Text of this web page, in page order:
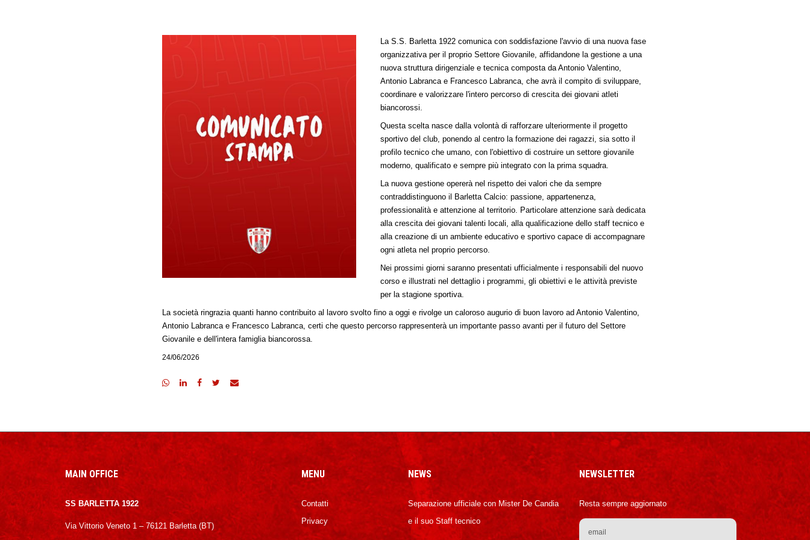
La S.S. Barletta 1922 comunica con soddisfazione l'avvio di una nuova fase
organizzativa per il proprio Settore Giovanile, affidandone la gestione a una
nuova struttura dirigenziale e tecnica composta da Antonio Valentino,
Antonio Labranca e Francesco Labranca, che avrà il compito di sviluppare,
coordinare e valorizzare l'intero percorso di crescita dei giovani atleti
biancorossi.
Questa scelta nasce dalla volontà di rafforzare ulteriormente il progetto
sportivo del club, ponendo al centro la formazione dei ragazzi, sia sotto il
profilo tecnico che umano, con l'obiettivo di costruire un settore giovanile
moderno, qualificato e sempre più integrato con la prima squadra.
La nuova gestione opererà nel rispetto dei valori che da sempre
contraddistinguono il Barletta Calcio: passione, appartenenza,
professionalità e attenzione al territorio. Particolare attenzione sarà dedicata
alla crescita dei giovani talenti locali, alla qualificazione dello staff tecnico e
alla creazione di un ambiente educativo e sportivo capace di accompagnare
ogni atleta nel proprio percorso.
Nei prossimi giorni saranno presentati ufficialmente i responsabili del nuovo
corso e illustrati nel dettaglio i programmi, gli obiettivi e le attività previste
per la stagione sportiva.
La società ringrazia quanti hanno contribuito al lavoro svolto fino a oggi e rivolge un caloroso augurio di buon lavoro ad Antonio Valentino,
Antonio Labranca e Francesco Labranca, certi che questo percorso rappresenterà un importante passo avanti per il futuro del Settore
Giovanile e dell'intera famiglia biancorossa.
24/06/2026
MAIN OFFICE
SS BARLETTA 1922
Via Vittorio Veneto 1 – 76121 Barletta (BT)
MENU
Contatti
Privacy
NEWS
Separazione ufficiale con Mister De Candia
e il suo Staff tecnico
NEWSLETTER
Resta sempre aggiornato